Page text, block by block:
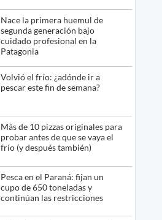
Nace la primera huemul de
segunda generación bajo
cuidado profesional en la
Patagonia
Volvió el frío: ¿adónde ir a
pescar este fin de semana?
Más de 10 pizzas originales para
probar antes de que se vaya el
frío (y después también)
Pesca en el Paraná: fijan un
cupo de 650 toneladas y
continúan las restricciones